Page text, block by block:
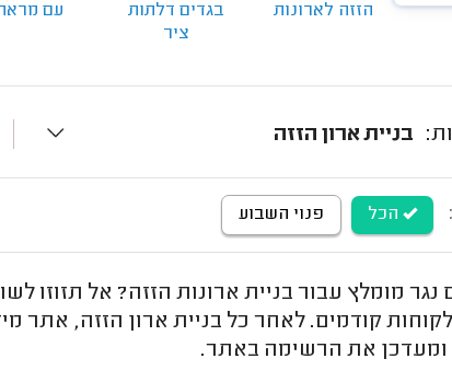
הזזה לארונות
בגדים דלתות
ציר
עם
בניית ארון הזזה
הכל פנוי השבוע
מומלץ עבור בניית ארונות הזזה? אל תזוזו
קודמים. לאחר כל בניית ארון הזזה, אתר
ומעדכן את הרשימה באתר.